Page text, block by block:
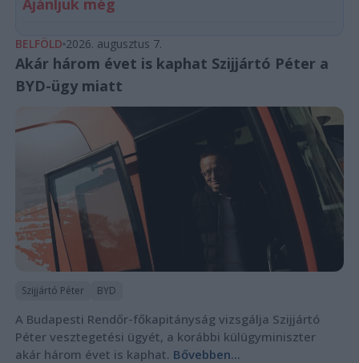
Ajánljuk még
BELFÖLD 2026. augusztus 7.
Akár három évet is kaphat Szijjártó Péter a
BYD-ügy miatt
Szijjártó Péter BYD
A Budapesti Rendőr-főkapitányság vizsgálja Szijjártó
Péter vesztegetési ügyét, a korábbi külügyminiszter
akár három évet is kaphat. Bővebben...